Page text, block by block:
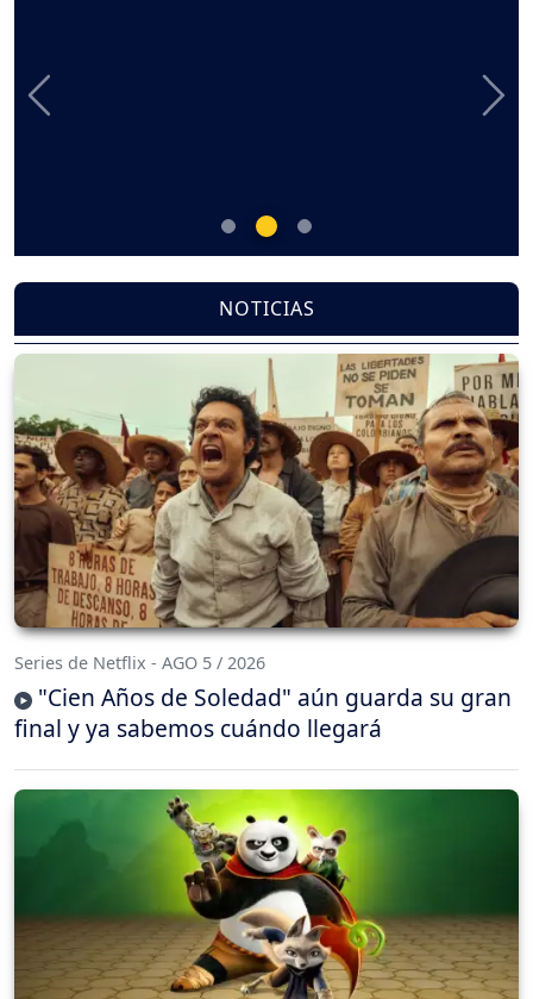
Previous Next
NOTICIAS
Series de Netflix - AGO 5 / 2026
"Cien Años de Soledad" aún guarda su gran
final y ya sabemos cuándo llegará